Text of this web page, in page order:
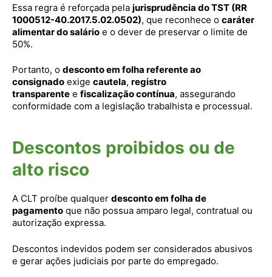
Essa regra é reforçada pela jurisprudência do TST (RR
1000512-40.2017.5.02.0502), que reconhece o caráter
alimentar do salário e o dever de preservar o limite de
50%.
Portanto, o desconto em folha referente ao
consignado exige cautela, registro
transparente e fiscalização contínua, assegurando
conformidade com a legislação trabalhista e processual.
Descontos proibidos ou de
alto risco
A CLT proíbe qualquer desconto em folha de
pagamento que não possua amparo legal, contratual ou
autorização expressa.
Descontos indevidos podem ser considerados abusivos
e gerar ações judiciais por parte do empregado.